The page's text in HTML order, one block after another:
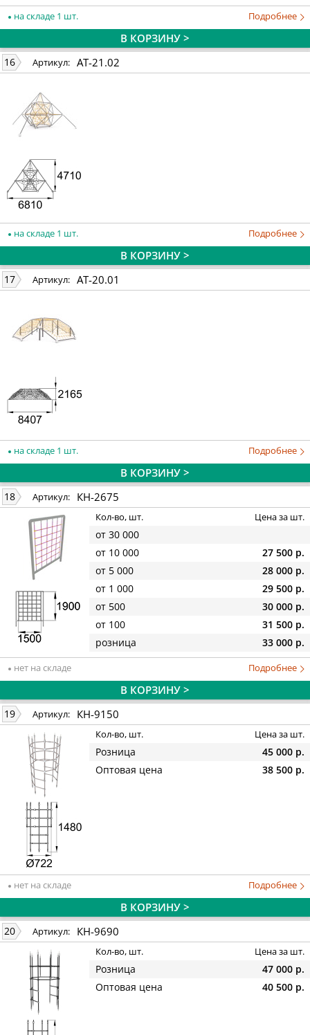
на складе 1 шт. Подробнее
В КОРЗИНУ >
16 Артикул: AT-21.02
на складе 1 шт. Подробнее
В КОРЗИНУ >
17 Артикул: AT-20.01
на складе 1 шт. Подробнее
В КОРЗИНУ >
18 Артикул: КН-2675
Кол-во, шт. Цена за шт.
от 30 000
от 10 000
27 500 р.
от 5 000
28 000 р.
от 1 000
29 500 р.
от 500
30 000 р.
от 100
31 500 р.
розница
33 000 р.
нет на складе Подробнее
В КОРЗИНУ >
19 Артикул: КН-9150
Кол-во, шт. Цена за шт.
Розница
45 000 р.
Оптовая цена
38 500 р.
нет на складе Подробнее
В КОРЗИНУ >
20 Артикул: КН-9690
Кол-во, шт. Цена за шт.
Розница
47 000 р.
Оптовая цена
40 500 р.